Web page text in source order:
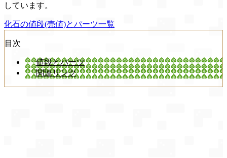
しています。
化石の値段(売値)とパーツ一覧
目次
値段とパーツ
関連リンク